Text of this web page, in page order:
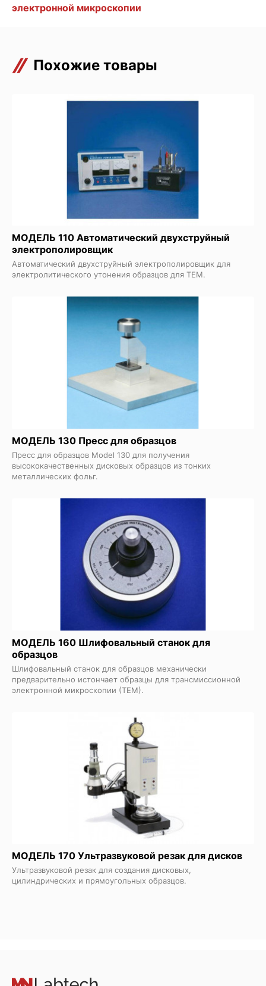
электронной микроскопии
Похожие товары
МОДЕЛЬ 110 Автоматический двухструйный
электрополировщик
Автоматический двухструйный электрополировщик для
электролитического утонения образцов для ТЕМ.
МОДЕЛЬ 130 Пресс для образцов
Пресс для образцов Model 130 для получения
высококачественных дисковых образцов из тонких
металлических фольг.
МОДЕЛЬ 160 Шлифовальный станок для
образцов
Шлифовальный станок для образцов механически
предварительно истончает образцы для трансмиссионной
электронной микроскопии (ТЕМ).
МОДЕЛЬ 170 Ультразвуковой резак для дисков
Ультразвуковой резак для создания дисковых,
цилиндрических и прямоугольных образцов.